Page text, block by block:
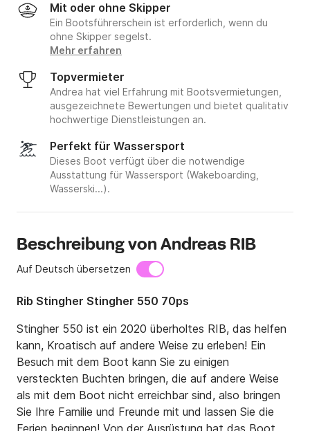
Mit oder ohne Skipper
Ein Bootsführerschein ist erforderlich, wenn du
ohne Skipper segelst.
Mehr erfahren
Topvermieter
Andrea hat viel Erfahrung mit Bootsvermietungen,
ausgezeichnete Bewertungen und bietet qualitativ
hochwertige Dienstleistungen an.
Perfekt für Wassersport
Dieses Boot verfügt über die notwendige
Ausstattung für Wassersport (Wakeboarding,
Wasserski...).
Beschreibung von Andreas RIB
Auf Deutsch übersetzen
Rib Stingher Stingher 550 70ps
Stingher 550 ist ein 2020 überholtes RIB, das helfen
kann, Kroatisch auf andere Weise zu erleben! Ein
Besuch mit dem Boot kann Sie zu einigen
versteckten Buchten bringen, die auf andere Weise
als mit dem Boot nicht erreichbar sind, also bringen
Sie Ihre Familie und Freunde mit und lassen Sie die